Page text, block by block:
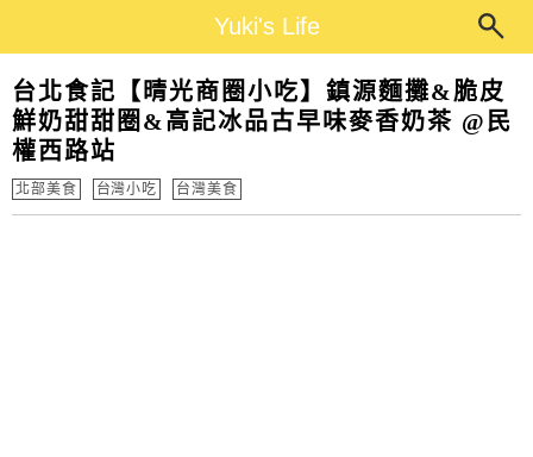
Yuki's Life
台北食記【晴光商圈小吃】鎮源麵攤&脆皮
鮮奶甜甜圈&高記冰品古早味麥香奶茶 @民
權西路站
北部美食 台灣小吃 台灣美食